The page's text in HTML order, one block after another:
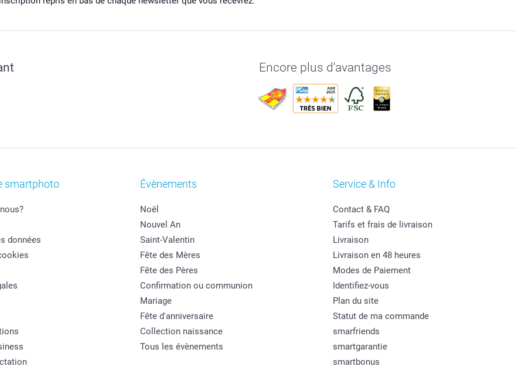
Encore plus d'avantages
smartphoto
données
Évènements
Noël
Nouvel An
Saint-Valentin
Fête des Mères
Fête des Pères
Confirmation ou communion
Mariage
Fête d'anniversaire
Collection naissance
Tous les évènements
Service & Info
Contact & FAQ
Tarifs et frais de livraison
Livraison
Livraison en 48 heures
Modes de Paiement
Identifiez-vous
Plan du site
Statut de ma commande
smarfriends
smartgarantie
smartbonus